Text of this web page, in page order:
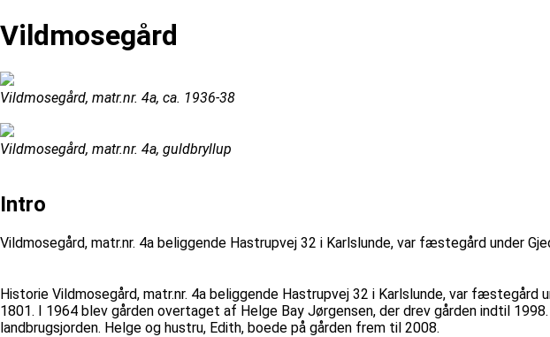
Vildmosegård
Vildmosegård, matr.nr. 4a, ca. 1936-38
Vildmosegård, matr.nr. 4a, guldbryllup
Intro
Vildmosegård, matr.nr. 4a beliggende Hastrupvej 32 i Karlslunde, var fæstegård under
Historie Vildmosegård, matr.nr. 4a beliggende Hastrupvej 32 i Karlslunde, var
1801. I 1964 blev gården overtaget af Helge Bay Jørgensen, der drev gården indtil
landbrugsjorden. Helge og hustru, Edith, boede på gården frem til 2008.